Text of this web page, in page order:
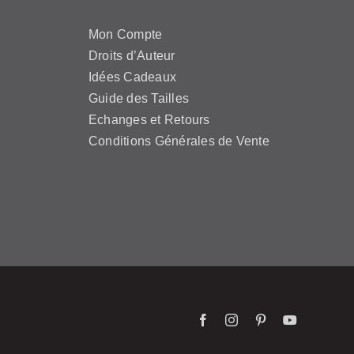
Mon Compte
Droits d’Auteur
Idées Cadeaux
Guide des Tailles
Echanges et Retours
Conditions Générales de Vente
FacebookInstagram
PinterestYouTube